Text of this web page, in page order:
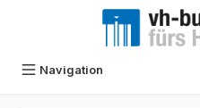
Zum Hauptinhalt springen
Navigation